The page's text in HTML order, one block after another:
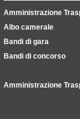
Amministrazione
Albo camerale
Bandi di gara
Bandi di concorso
Amministrazione